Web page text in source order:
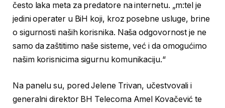
često laka meta za predatore na internetu. „m:tel je
jedini operater u BiH koji, kroz posebne usluge, brine
o sigurnosti naših korisnika. Naša odgovornost je ne
samo da zaštitimo naše sisteme, već i da omogućimo
našim korisnicima sigurnu komunikaciju.“
Na panelu su, pored Jelene Trivan, učestvovali i
generalni direktor BH Telecoma Amel Kovačević te